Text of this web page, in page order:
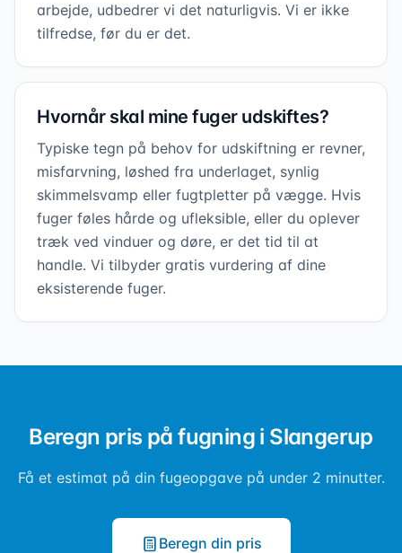
arbejde, udbedrer vi det naturligvis. Vi er ikke
tilfredse, før du er det.
Hvornår skal mine fuger udskiftes?
Typiske tegn på behov for udskiftning er revner,
misfarvning, løshed fra underlaget, synlig
skimmelsvamp eller fugtpletter på vægge. Hvis
fuger føles hårde og ufleksible, eller du oplever
træk ved vinduer og døre, er det tid til at
handle. Vi tilbyder gratis vurdering af dine
eksisterende fuger.
Beregn pris på fugning i Slangerup
Få et estimat på din fugeopgave på under 2 minutter.
Beregn din pris